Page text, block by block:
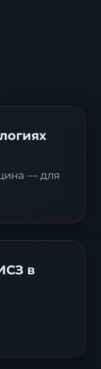
— для
в